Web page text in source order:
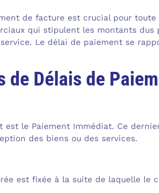
de facture est crucial pour
qui stipulent les montants
Le délai de paiement se
de Délais de
est le Paiement Immédiat. Ce
des biens ou des services.
est fixée à la suite de laquelle le